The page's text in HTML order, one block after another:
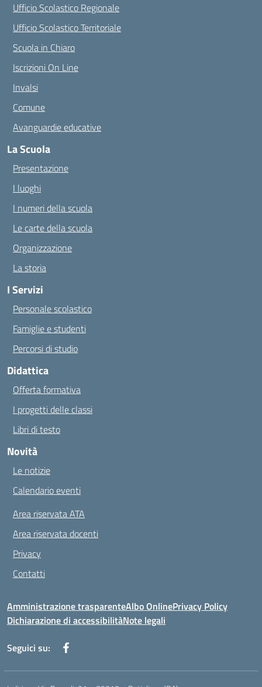
Ufficio Scolastico Regionale
Ufficio Scolastico Territoriale
Scuola in Chiaro
Iscrizioni On Line
Invalsi
Comune
Avanguardie educative
La Scuola
Presentazione
I luoghi
I numeri della scuola
Le carte della scuola
Organizzazione
La storia
I Servizi
Personale scolastico
Famiglie e studenti
Percorsi di studio
Didattica
Offerta formativa
I progetti delle classi
Libri di testo
Novità
Le notizie
Calendario eventi
Area riservata ATA
Area riservata docenti
Privacy
Contatti
Amministrazione trasparenteAlbo OnlinePrivacy Policy
Dichiarazione di accessibilitàNote legali
Seguici su: